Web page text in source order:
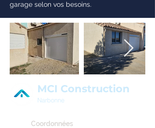
garage selon vos besoins.
MCI Construction
Narbonne
Coordonnées